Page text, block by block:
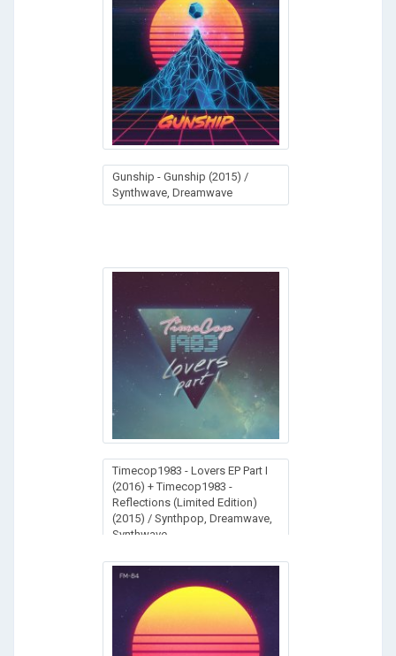
Gunship - Gunship (2015) /
Synthwave, Dreamwave
Timecop1983 - Lovers EP Part I
(2016) + Timecop1983 -
Reflections (Limited Edition)
(2015) / Synthpop, Dreamwave,
Synthwave